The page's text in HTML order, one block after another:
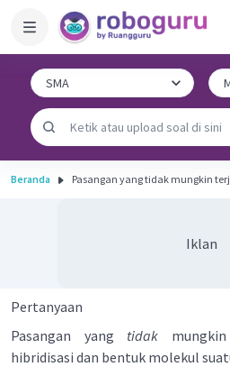
Beranda Pasangan yang tidak mungkin
Iklan
Pertanyaan
Pasangan yang tidak
hibridisasi dan bentuk molekul